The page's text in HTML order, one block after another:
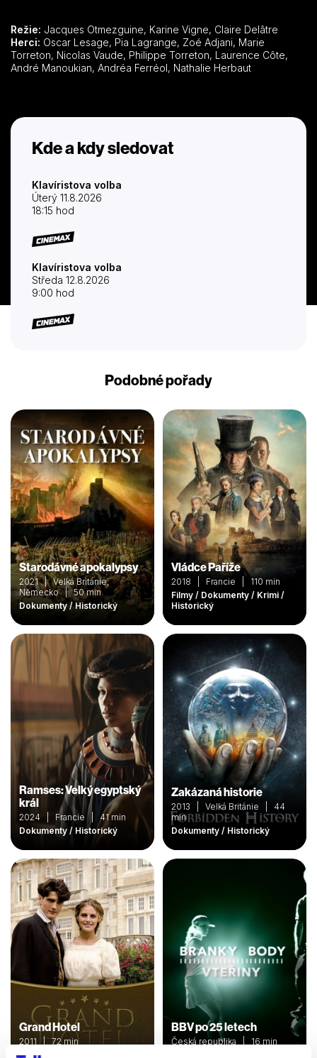
Režie: Jacques Otmezguine, Karine Vigne, Claire Delâtre
Herci:
Torreton, Nicolas Vaude, Philippe Torreton, Laurence Côte,
André Manoukian, Andréa Ferréol, Nathalie Herbaut
Kde a kdy sledovat
Klavíristova volba
Úterý 11.8.2026
18:15 hod
Klavíristova volba
Středa 12.8.2026
9:00 hod
Podobné pořady
Starodávné apokalypsy
2021 | Velká Británie,
Německo | 50 min
Dokumenty / Historický
Vládce Paříže
2018 | Francie | 110 min
Filmy / Dokumenty / Krimi /
Historický
Ramses: Velký egyptský
král
2024 | Francie | 41 min
Dokumenty / Historický
Zakázaná historie
2013 | Velká Británie | 44
min
Dokumenty / Historický
Grand Hotel
2011 | 72 min
Dokumenty / Historický
BBV po 25 letech
Česká republika | 16 min